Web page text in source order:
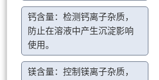
钙含量：检测钙离子杂质，
防止在溶液中产生沉淀影响
使用。
镁含量：控制镁离子杂质，